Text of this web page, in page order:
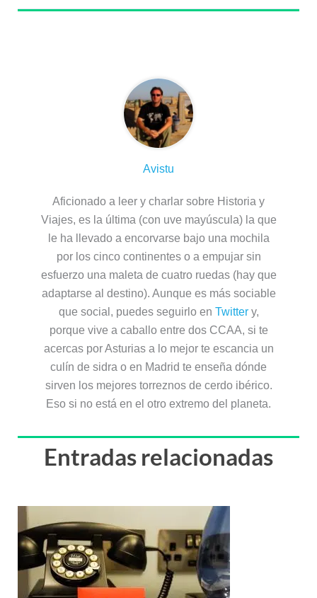
Avistu
Aficionado a leer y charlar sobre Historia y
Viajes, es la última (con uve mayúscula) la que
le ha llevado a encorvarse bajo una mochila
por los cinco continentes o a empujar sin
esfuerzo una maleta de cuatro ruedas (hay que
adaptarse al destino). Aunque es más sociable
que social, puedes seguirlo en Twittery,
porque vive a caballo entre dos CCAA, si te
acercas por Asturias a lo mejor te escancia un
culín de sidra o en Madrid te enseña dónde
sirven los mejores torreznos de cerdo ibérico.
Eso si no está en el otro extremo del planeta.
Entradas relacionadas